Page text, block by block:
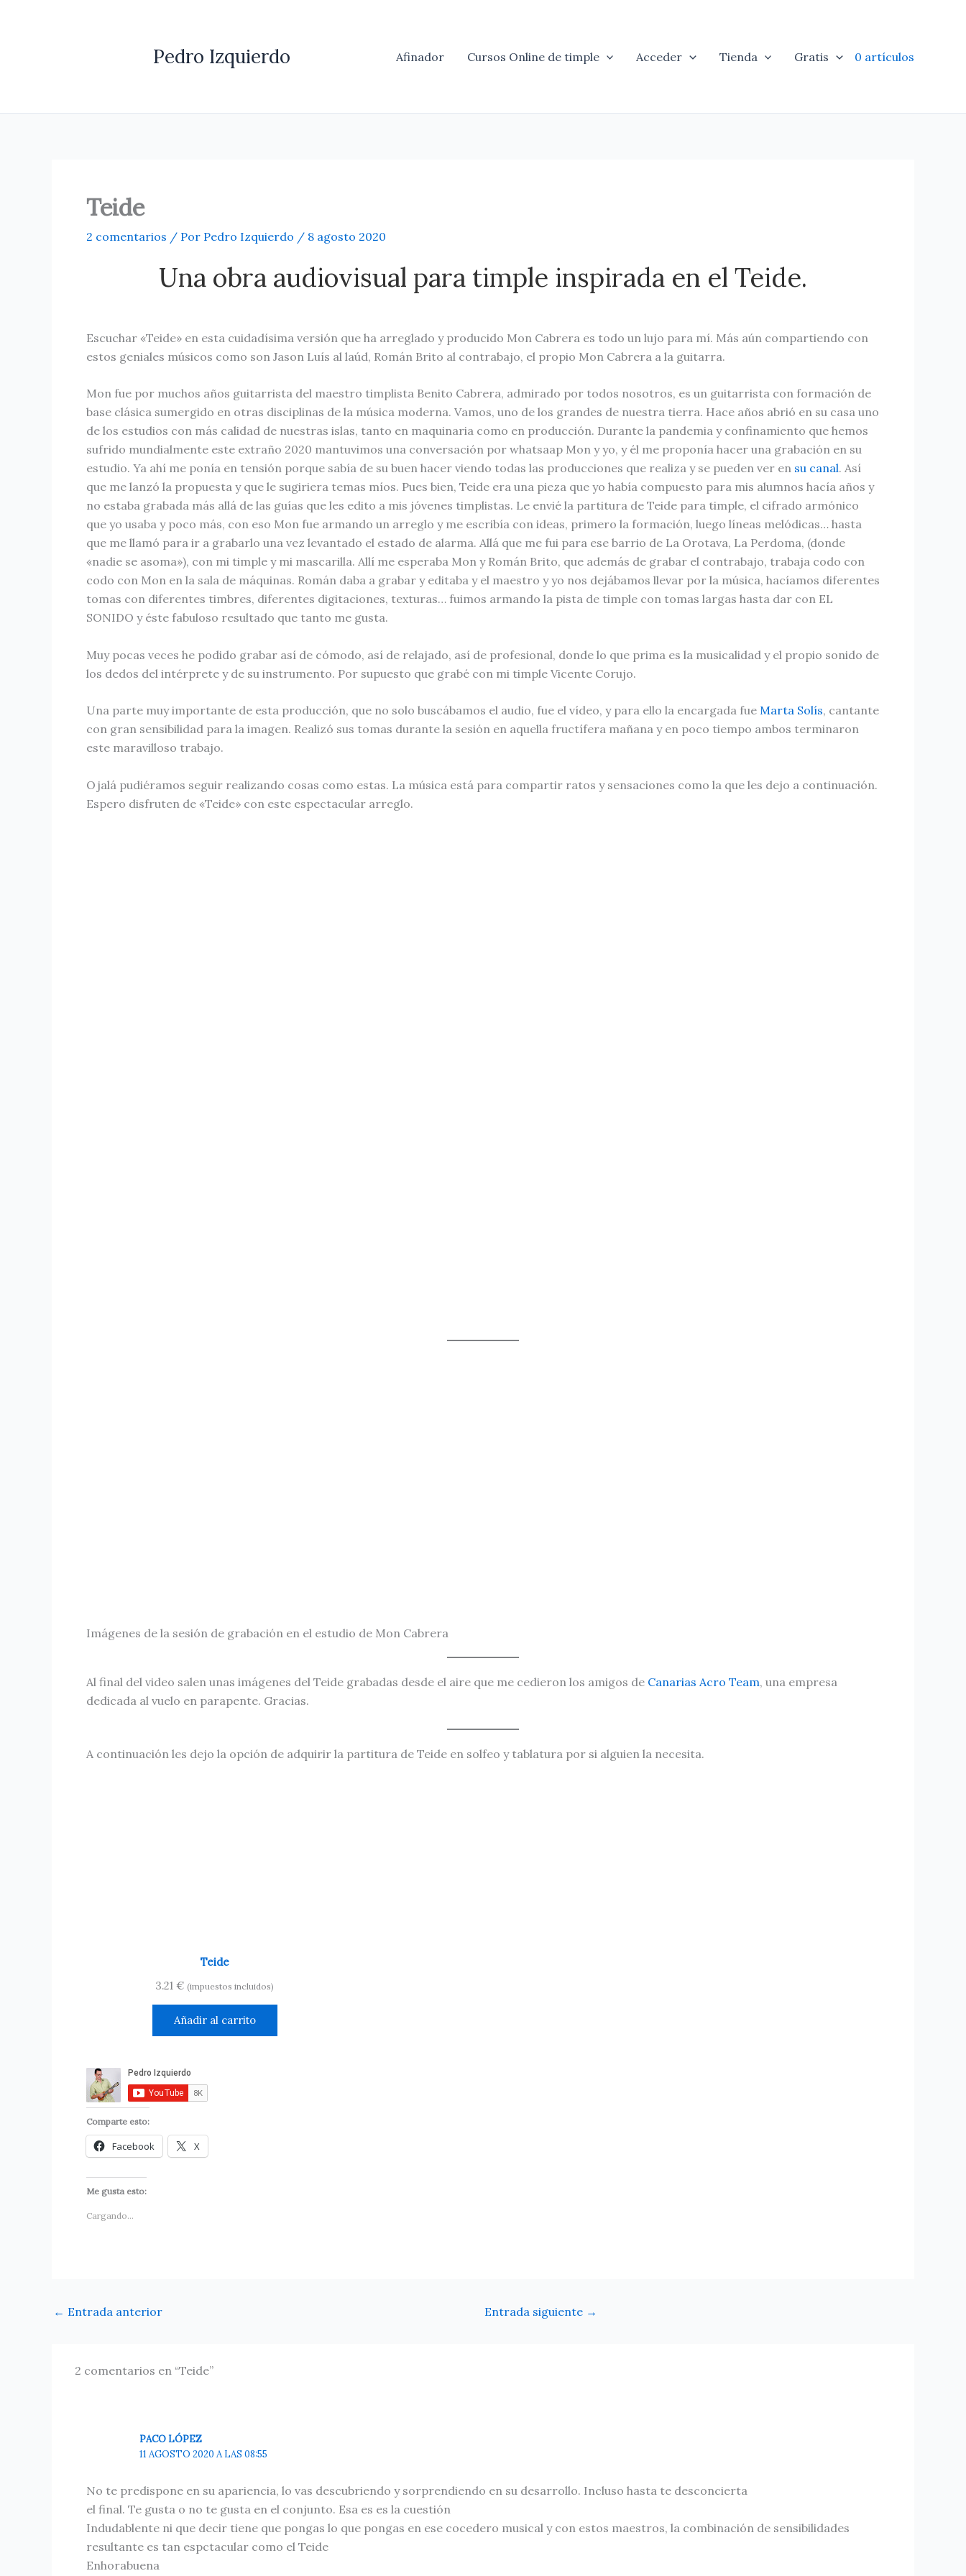
Pedro Izquierdo Afinador Cursos Online de timple Acceder Tienda Gratis 0 artículos
Teide
2 comentarios / Por Pedro Izquierdo / 8 agosto 2020
Una obra audiovisual para timple inspirada en el Teide.
Escuchar «Teide» en esta cuidadísima versión que ha arreglado y producido Mon Cabrera es todo un lujo para mí. Más aún compartiendo con
estos geniales músicos como son Jason Luís al laúd, Román Brito al contrabajo, el propio Mon Cabrera a la guitarra.
Mon fue por muchos años guitarrista del maestro timplista Benito Cabrera, admirado por todos nosotros, es un guitarrista con formación de
base clásica sumergido en otras disciplinas de la música moderna. Vamos, uno de los grandes de nuestra tierra. Hace años abrió en su casa uno
de los estudios con más calidad de nuestras islas, tanto en maquinaria como en producción. Durante la pandemia y confinamiento que hemos
sufrido mundialmente este extraño 2020 mantuvimos una conversación por whatsaap Mon y yo, y él me proponía hacer una grabación en su
estudio. Ya ahí me ponía en tensión porque sabía de su buen hacer viendo todas las producciones que realiza y se pueden ver en su canal. Así
que me lanzó la propuesta y que le sugiriera temas míos. Pues bien, Teide era una pieza que yo había compuesto para mis alumnos hacía años y
no estaba grabada más allá de las guías que les edito a mis jóvenes timplistas. Le envié la partitura de Teide para timple, el cifrado armónico
que yo usaba y poco más, con eso Mon fue armando un arreglo y me escribía con ideas, primero la formación, luego líneas melódicas… hasta
que me llamó para ir a grabarlo una vez levantado el estado de alarma. Allá que me fui para ese barrio de La Orotava, La Perdoma, (donde
«nadie se asoma»), con mi timple y mi mascarilla. Allí me esperaba Mon y Román Brito, que además de grabar el contrabajo, trabaja codo con
codo con Mon en la sala de máquinas. Román daba a grabar y editaba y el maestro y yo nos dejábamos llevar por la música, hacíamos diferentes
tomas con diferentes timbres, diferentes digitaciones, texturas… fuimos armando la pista de timple con tomas largas hasta dar con EL
SONIDO y éste fabuloso resultado que tanto me gusta.
Muy pocas veces he podido grabar así de cómodo, así de relajado, así de profesional, donde lo que prima es la musicalidad y el propio sonido de
los dedos del intérprete y de su instrumento. Por supuesto que grabé con mi timple Vicente Corujo.
Una parte muy importante de esta producción, que no solo buscábamos el audio, fue el vídeo, y para ello la encargada fue Marta Solís, cantante
con gran sensibilidad para la imagen. Realizó sus tomas durante la sesión en aquella fructífera mañana y en poco tiempo ambos terminaron
este maravilloso trabajo.
Ojalá pudiéramos seguir realizando cosas como estas. La música está para compartir ratos y sensaciones como la que les dejo a continuación.
Espero disfruten de «Teide» con este espectacular arreglo.
Imágenes de la sesión de grabación en el estudio de Mon Cabrera
Al final del video salen unas imágenes del Teide grabadas desde el aire que me cedieron los amigos de Canarias Acro Team, una empresa
dedicada al vuelo en parapente. Gracias.
A continuación les dejo la opción de adquirir la partitura de Teide en solfeo y tablatura por si alguien la necesita.
Teide
3.21€ (impuestos incluidos)
Añadir al carrito
Comparte esto:
Facebook X
Me gusta esto:
Cargando...
← Entrada anterior Entrada siguiente →
2 comentarios en “Teide”
PACO LÓPEZ
11 AGOSTO 2020 A LAS 08:55
No te predispone en su apariencia, lo vas descubriendo y sorprendiendo en su desarrollo. Incluso hasta te desconcierta
el final. Te gusta o no te gusta en el conjunto. Esa es es la cuestión
Indudablente ni que decir tiene que pongas lo que pongas en ese cocedero musical y con estos maestros, la combinación de sensibilidades
resultante es tan espctacular como el Teide
Enhorabuena